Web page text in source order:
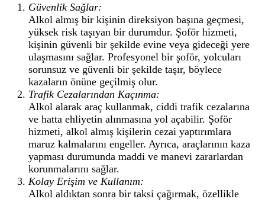
Güvenlik Sağlar:
Alkol almış bir kişinin direksiyon başına geçmesi,
yüksek risk taşıyan bir durumdur. Şoför hizmeti,
kişinin güvenli bir şekilde evine veya gideceği yere
ulaşmasını sağlar. Profesyonel bir şoför, yolcuları
sorunsuz ve güvenli bir şekilde taşır, böylece
kazaların önüne geçilmiş olur.
Trafik Cezalarından Kaçınma:
Alkol alarak araç kullanmak, ciddi trafik cezalarına
ve hatta ehliyetin alınmasına yol açabilir. Şoför
hizmeti, alkol almış kişilerin cezai yaptırımlara
maruz kalmalarını engeller. Ayrıca, araçlarının kaza
yapması durumunda maddi ve manevi zararlardan
korunmalarını sağlar.
Kolay Erişim ve Kullanım:
Alkol aldıktan sonra bir taksi çağırmak, özellikle